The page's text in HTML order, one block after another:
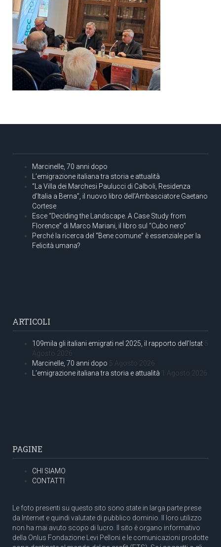
Marcinelle, 70 anni dopo
L’emigrazione italiana tra storia e attualità
“La Villa dei Marchesi Paulucci di Calboli, Residenza
d’Italia a Berna”, il nuovo libro dell’Ambasciatore Gaetano
Cortese
Esce “Deciding the Landscape. A Case Study from
Florence” di Marco Mariani, il libro sul “Cubo nero”
Perché la ricerca del “Bene comune” è essenziale per la
Felicità umana?
ARTICOLI
109mila gli italiani emigrati nel 2025, il rapporto dell’Istat 5
Agosto 2026
Marcinelle, 70 anni dopo 5 Agosto 2026
L’emigrazione italiana tra storia e attualità 1 Agosto 2026
PAGINE
CHI SIAMO
CONTATTI
Le foto presenti su questo sito sono state in larga parte prese
da Internet e quindi valutate di pubblico dominio. Il loro utilizzo
non ha mai avuto scopo di lucro. Il sito è organo informativo
della Onlus Fondazione Levi Pelloni e le comunicazioni prodotte